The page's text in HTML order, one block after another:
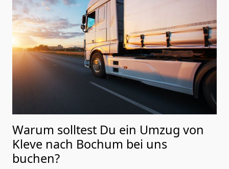
Warum solltest Du ein Umzug von
Kleve nach Bochum bei uns
buchen?